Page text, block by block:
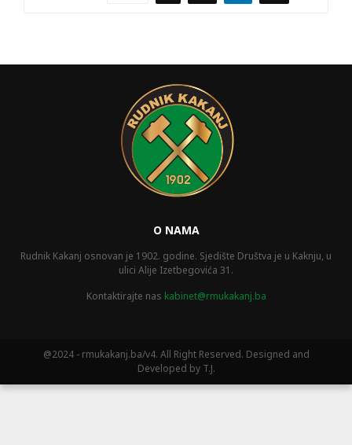
O NAMA
Rudnik Kakanj osnovan je 1902. godine. Sjedište Društva je u Kaknju, u
ulici Alije Izetbegovića 31.
Kontaktirajte nas kabinet@rmukakanj.ba
@2024 - rmukakanj.ba/v4. All Right Reserved. Designed and
Developed by T.J.